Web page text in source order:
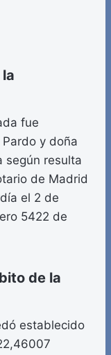
fue
y doña
según resulta
de Madrid
el 2 de
5422 de
de la
establecido